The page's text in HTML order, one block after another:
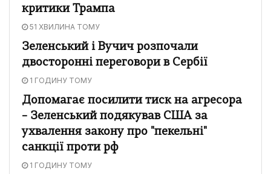
критики Трампа
51 ХВИЛИНА ТОМУ
Зеленський і Вучич розпочали
двосторонні переговори в Сербії
1 ГОДИНУ ТОМУ
Допомагає посилити тиск на агресора
– Зеленський подякував США за
ухвалення закону про "пекельні"
санкції проти рф
1 ГОДИНУ ТОМУ